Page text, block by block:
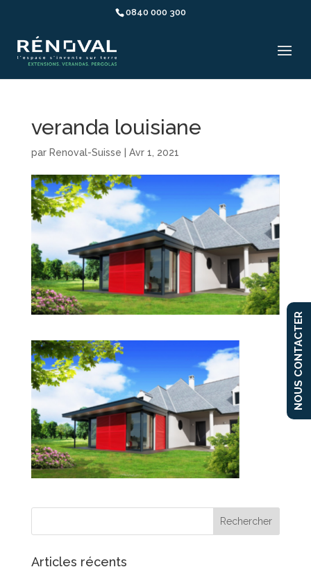
0840 000 300
veranda louisiane
par Renoval-Suisse Avr 1, 2021
Articles récents
NOUS CONTACTER